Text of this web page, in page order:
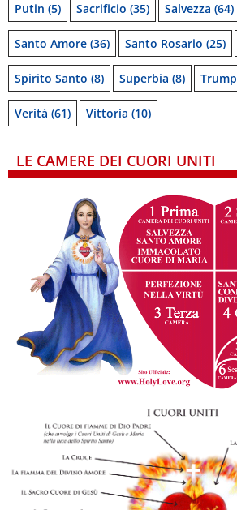
Putin (5) Sacrificio (35) Salvezza (64)
Santo Amore (36) Santo Rosario (25)
Spirito Santo (8) Superbia (8) Trump
Verità (61) Vittoria (10)
LE CAMERE DEI CUORI UNITI